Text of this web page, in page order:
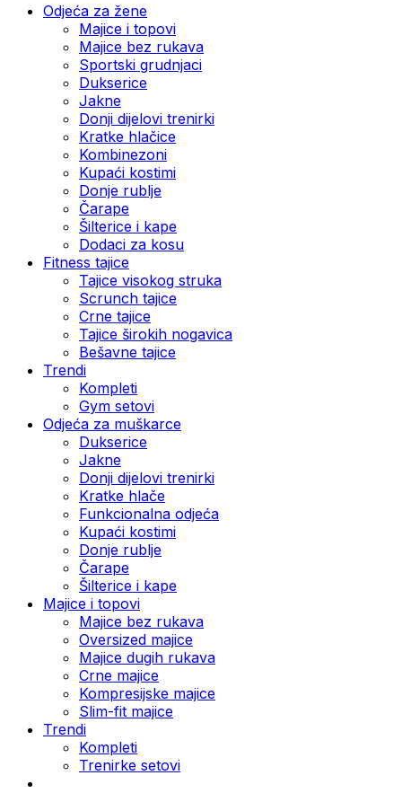
Odjeća za žene
Majice i topovi
Majice bez rukava
Sportski grudnjaci
Dukserice
Jakne
Donji dijelovi trenirki
Kratke hlačice
Kombinezoni
Kupaći kostimi
Donje rublje
Čarape
Šilterice i kape
Dodaci za kosu
Fitness tajice
Tajice visokog struka
Scrunch tajice
Crne tajice
Tajice širokih nogavica
Bešavne tajice
Trendi
Kompleti
Gym setovi
Odjeća za muškarce
Dukserice
Jakne
Donji dijelovi trenirki
Kratke hlače
Funkcionalna odjeća
Kupaći kostimi
Donje rublje
Čarape
Šilterice i kape
Majice i topovi
Majice bez rukava
Oversized majice
Majice dugih rukava
Crne majice
Kompresijske majice
Slim-fit majice
Trendi
Kompleti
Trenirke setovi